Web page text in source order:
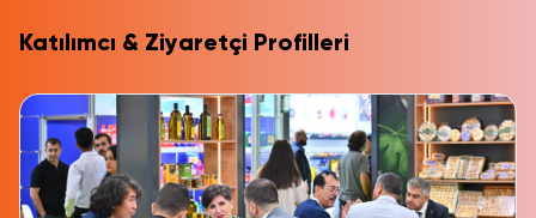
Katılımcı & Ziyaretçi Profilleri